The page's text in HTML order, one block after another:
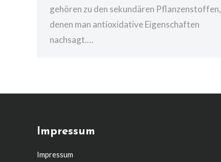
gehören zu den sekundären Pflanzenstoffen,
denen man antioxidative Eigenschaften
nachsagt.…
Impressum
Impressum